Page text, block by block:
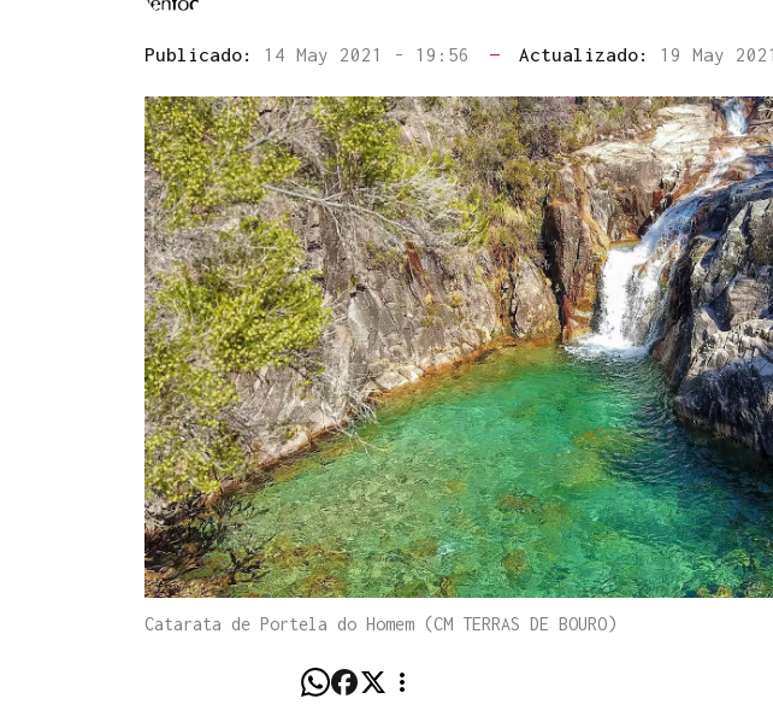
Publicado: 14 May 2021 - 19:56 — Actualizado: 19 May
Catarata de Portela do Homem (CM TERRAS DE BOURO)